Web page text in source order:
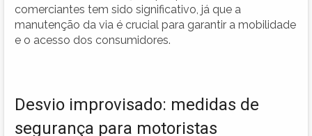
comerciantes tem sido significativo, já que a
manutenção da via é crucial para garantir a mobilidade
e o acesso dos consumidores.
Desvio improvisado: medidas de
segurança para motoristas